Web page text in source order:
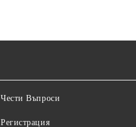
Чести Въпроси
Регистрация